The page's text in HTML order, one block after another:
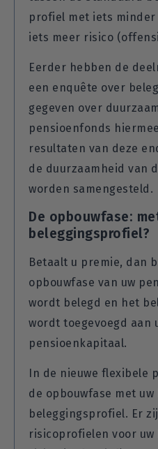
profiel met iets
iets meer risico
Eerder hebben de
een enquête over
gegeven over
pensioenfonds
resultaten van deze
de duurzaamheid van
worden samengesteld.
De opbouwfase:
beleggingsprofiel?
Betaalt u premie, dan
opbouwfase van uw
wordt belegd en het
wordt toegevoegd aan
pensioenkapitaal.
In de nieuwe flexibele
de opbouwfase met uw
beleggingsprofiel. Er
risicoprofielen voor